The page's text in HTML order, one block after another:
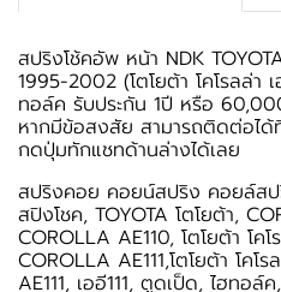
สปริงโช้คอัพ หน้า NDK
1995-2002 (โตโยต้า โคโรลล่า
ทอล์ค รับประกัน 1ปี หรือ
หากมีข้อสงสัย สามารถติดต่อไ
กดปุ่มทักแชทด้านล่างได้เลย
สปริงคอย คอยน์สปริง คอยล์ส
สปิงโชค, TOYOTA โตโยต้า,
COROLLA AE110, โตโยต้า โคโ
COROLLA AE111,โตโยต้า โคโร
AE111, เออี111, ตูดเป็ด, ไฮทอล์